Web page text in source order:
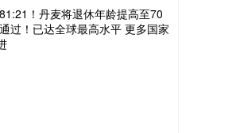
！丹麦将退休年龄提高至70
过！已达全球最高水平 更多国家